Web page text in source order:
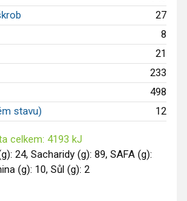
27
8
21
233
498
stavu)
12
celkem: 4193 kJ
24, Sacharidy (g): 89, SAFA (g):
(g): 10, Sůl (g): 2